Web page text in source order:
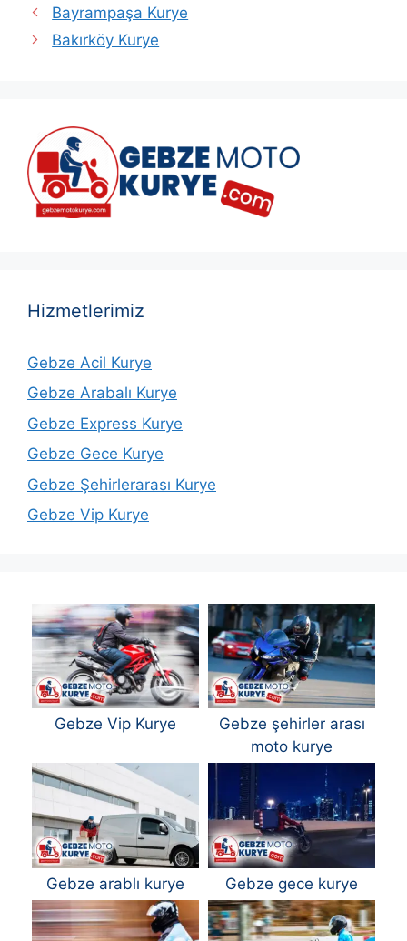
Bayrampaşa Kurye
Bakırköy Kurye
Hizmetlerimiz
Gebze Acil Kurye
Gebze Arabalı Kurye
Gebze Express Kurye
Gebze Gece Kurye
Gebze Şehirlerarası Kurye
Gebze Vip Kurye
Gebze Vip Kurye
Gebze şehirler arası
moto kurye
Gebze arablı kurye Gebze gece kurye